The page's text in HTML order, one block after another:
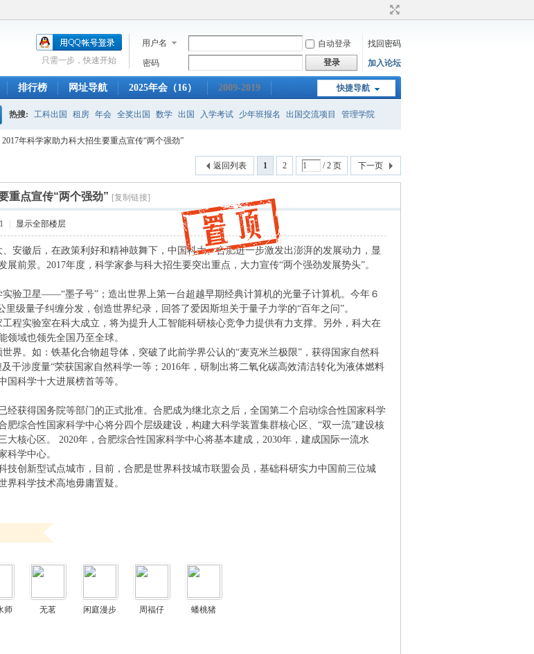
用户名 自动登录
找回密码
密码
登录 加入论坛
只需一步，快速开始
快捷导航
排行榜 网址导航 2025年会（16） 2009-2019
热搜: 工科出国 租房 年会 全奖出国 数学 出国 入学考试 少年班报名 出国交流项目 管理学院
托福 科大奖学金 迎新晚会 信院出国 早餐 少年班
2017年科学家助力科大招生要重点宣传“两个强劲”
1 2 / 2 页 下一页
返回列表
重点宣传“两个强劲” [复制链接]
显示全部楼层
安徽后，在政策利好和精神鼓舞下，中国科大、合肥进一步激发出澎湃的发展动力，显
前景。2017年度，科学家参与科大招生要突出重点，大力宣传“两个强劲发展势头”。
验卫星——“墨子号”；造出世界上第一台超越早期经典计算机的光量子计算机。今年６
里级量子纠缠分发，创造世界纪录，回答了爱因斯坦关于量子力学的“百年之问”。
程实验室在科大成立，将为提升人工智能科研核心竞争力提供有力支撑。另外，科大在
领域也领先全国乃至全球。
界。如：铁基化合物超导体，突破了此前学界公认的“麦克米兰极限”，获得国家自然科
干涉度量“荣获国家自然科学一等；2016年，研制出将二氧化碳高效清洁转化为液体燃料
国科学十大进展榜首等等。
经获得国务院等部门的正式批准。合肥成为继北京之后，全国第二个启动综合性国家科学
肥综合性国家科学中心将分四个层级建设，构建大科学装置集群核心区、“双一流”建设核
大核心区。 2020年，合肥综合性国家科学中心将基本建成，2030年，建成国际一流水
科学中心。
技创新型试点城市，目前，合肥是世界科技城市联盟会员，基础科研实力中国前三位城
界科学技术高地毋庸置疑。
师 无茗 闲庭漫步 周福仔 蟠桃猪